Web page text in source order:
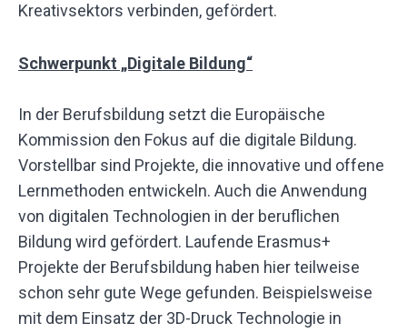
Kreativsektors verbinden, gefördert.
Schwerpunkt „Digitale Bildung“
In der Berufsbildung setzt die Europäische
Kommission den Fokus auf die digitale Bildung.
Vorstellbar sind Projekte, die innovative und offene
Lernmethoden entwickeln. Auch die Anwendung
von digitalen Technologien in der beruflichen
Bildung wird gefördert. Laufende Erasmus+
Projekte der Berufsbildung haben hier teilweise
schon sehr gute Wege gefunden. Beispielsweise
mit dem Einsatz der 3D-Druck Technologie in